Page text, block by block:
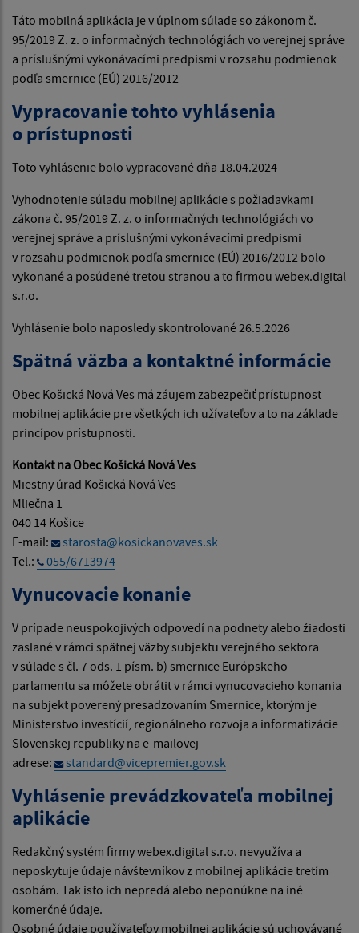
Táto mobilná aplikácia je v úplnom súlade so zákonom č.
95/2019 Z. z. o informačných technológiách vo verejnej správe
a príslušnými vykonávacími predpismi v rozsahu podmienok
podľa smernice (EÚ) 2016/2012
Vypracovanie tohto vyhlásenia
o prístupnosti
Toto vyhlásenie bolo vypracované dňa 18.04.2024
Vyhodnotenie súladu mobilnej aplikácie s požiadavkami
zákona č. 95/2019 Z. z. o informačných technológiách vo
verejnej správe a príslušnými vykonávacími predpismi
v rozsahu podmienok podľa smernice (EÚ) 2016/2012 bolo
vykonané a posúdené treťou stranou a to firmou webex.digital
s.r.o.
Vyhlásenie bolo naposledy skontrolované 26.5.2026
Spätná väzba a kontaktné informácie
Obec Košická Nová Ves má záujem zabezpečiť prístupnosť
mobilnej aplikácie pre všetkých ich užívateľov a to na základe
princípov prístupnosti.
Kontakt na Obec Košická Nová Ves
Miestny úrad Košická Nová Ves
Mliečna 1
040 14 Košice
E-mail:
starosta@kosickanovaves.sk
Tel.:
055/6713974
Vynucovacie konanie
V prípade neuspokojivých odpovedí na podnety alebo žiadosti
zaslané v rámci spätnej väzby subjektu verejného sektora
v súlade s čl. 7 ods. 1 písm. b) smernice Európskeho
parlamentu sa môžete obrátiť v rámci vynucovacieho konania
na subjekt poverený presadzovaním Smernice, ktorým je
Ministerstvo investícií, regionálneho rozvoja a informatizácie
Slovenskej republiky na e-mailovej
adrese:
standard@vicepremier.gov.sk
Vyhlásenie prevádzkovateľa mobilnej
aplikácie
Redakčný systém firmy webex.digital s.r.o. nevyužíva a
neposkytuje údaje návštevníkov z mobilnej aplikácie tretím
osobám. Tak isto ich nepredá alebo neponúkne na iné
komerčné údaje.
Osobné údaje používateľov mobilnej aplikácie sú uchovávané